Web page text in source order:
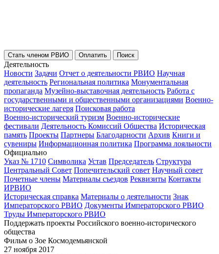
Стать членом РВИО Оплатить Поиск
Деятельность
Новости Задачи Отчет о деятельности РВИО Научная
деятельность Региональная политика Монументальная
пропаганда Музейно-выставочная деятельность Работа с
государственными и общественными организациями Военно-
исторические лагеря Поисковая работа
Военно-исторический туризм Военно-исторические
фестивали Деятельность Комиссий Общества Историческая
память Проекты Партнеры Благодарности Архив Книги и
сувениры Информационная политика Программа лояльности
Официально
Указ № 1710 Символика Устав Председатель Структура
Центральный Совет Попечительский совет Научный совет
Почетные члены Материалы съездов Реквизиты Контакты
ИРВИО
Историческая справка Материалы о деятельности Знак
Императорского РВИО Документы Императорского РВИО
Труды Императорского РВИО
Поддержать проекты Российского военно-исторического
общества
Фильм о Зое Космодемьянской
27 ноября 2017